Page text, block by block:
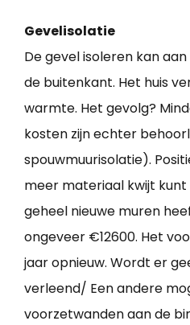
Gevelisolatie
De gevel isoleren kan
de buitenkant. Het huis
warmte. Het gevolg?
kosten zijn echter
spouwmuurisolatie).
meer materiaal kwijt kunt
geheel nieuwe muren
ongeveer €12600. Het
jaar opnieuw. Wordt er
verleend/ Een andere
voorzetwanden aan de